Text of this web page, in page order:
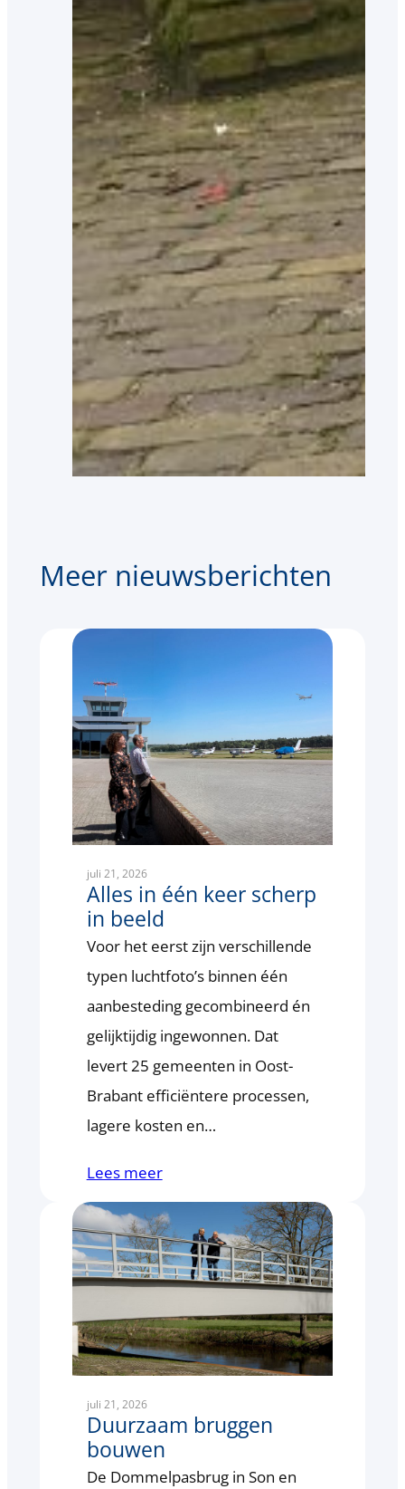
Meer nieuwsberichten
juli 21, 2026
Alles in één keer scherp
in beeld
Voor het eerst zijn verschillende
typen luchtfoto’s binnen één
aanbesteding gecombineerd én
gelijktijdig ingewonnen. Dat
levert 25 gemeenten in Oost-
Brabant efficiëntere processen,
lagere kosten en…
Lees meer
juli 21, 2026
Duurzaam bruggen
bouwen
De Dommelpasbrug in Son en